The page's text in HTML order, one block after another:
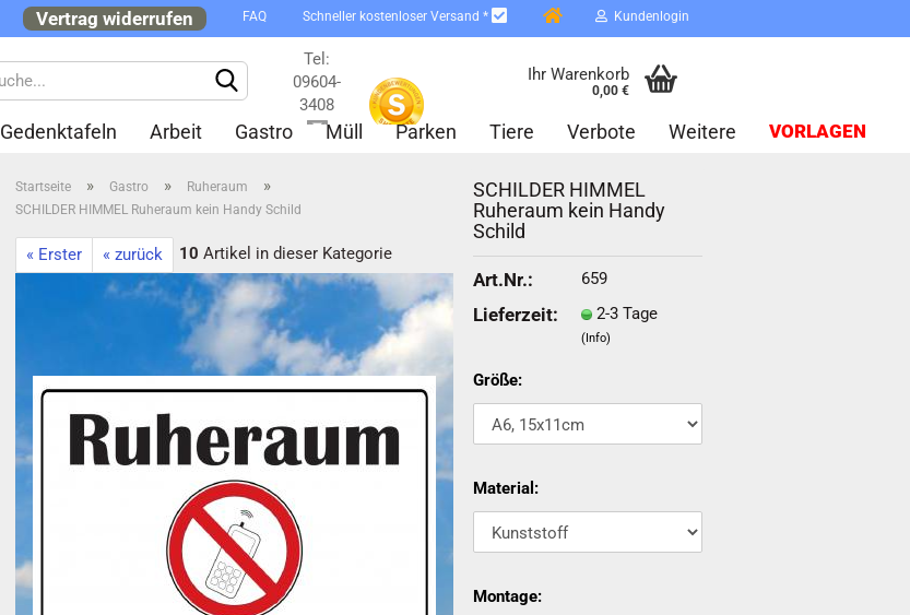
Vertrag widerrufen FAQ Schneller kostenloser Versand * Kundenlogin
Konto erstellen
Passwort vergessen?
Schnelle Anmeldung mit
Tel:
09604-
3408
Ihr Warenkorb
0,00 €
Gedenktafeln Arbeit Gastro Müll Parken Tiere Verbote VORLAGEN
Weitere
Startseite » Gastro » Ruheraum »
SCHILDER HIMMEL Ruheraum kein Handy Schild
« Erster « zurück 10 Artikel in dieser Kategorie
SCHILDER HIMMEL
Ruheraum kein Handy
Schild
Art.Nr.: 659
Lieferzeit: 2-3 Tage
(Info)
Größe:
Material:
Montage: